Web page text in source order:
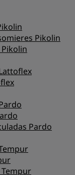
Pikolin
Pardo